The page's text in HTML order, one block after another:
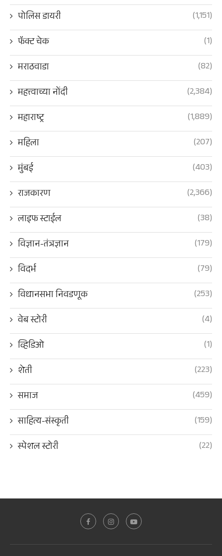
पोलिस डायरी
(1,151)
फॅक्ट चेक
(1)
मराठवाडा
(82)
महत्त्वाच्या नोंदी
(2,384)
महाराष्ट्र
(1,889)
महिला
(207)
मुंबई
(403)
राजकारण
(2,366)
लाइफ स्टाईल
(38)
विज्ञान-तंत्रज्ञान
(179)
विदर्भ
(79)
विधानसभा निवडणूक
(253)
वेब स्टोरी
(4)
व्हिडिओ
(1)
शेती
(223)
समाज
(459)
साहित्य-संस्कृती
(159)
स्पेशल स्टोरी
(22)